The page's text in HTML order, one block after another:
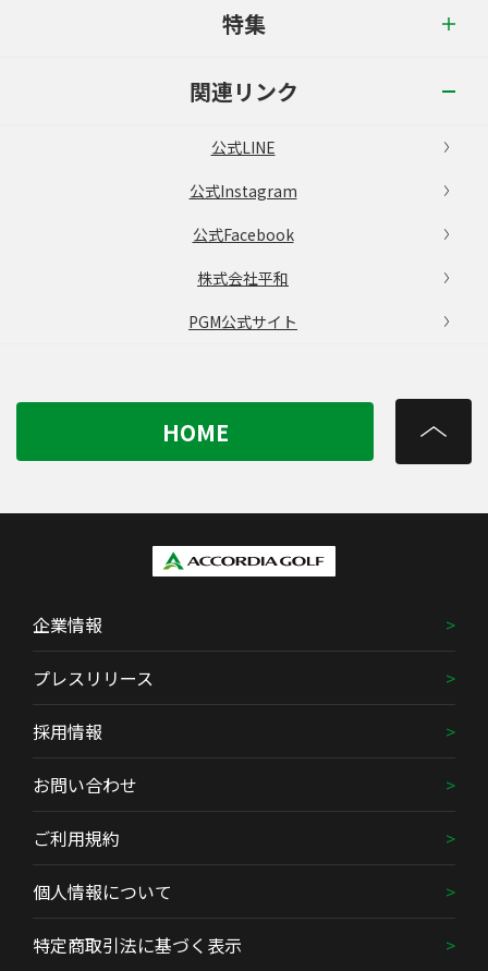
特集
関連リンク
公式LINE
公式Instagram
公式Facebook
株式会社平和
PGM公式サイト
HOME
企業情報
プレスリリース
採用情報
お問い合わせ
ご利用規約
個人情報について
特定商取引法に基づく表示